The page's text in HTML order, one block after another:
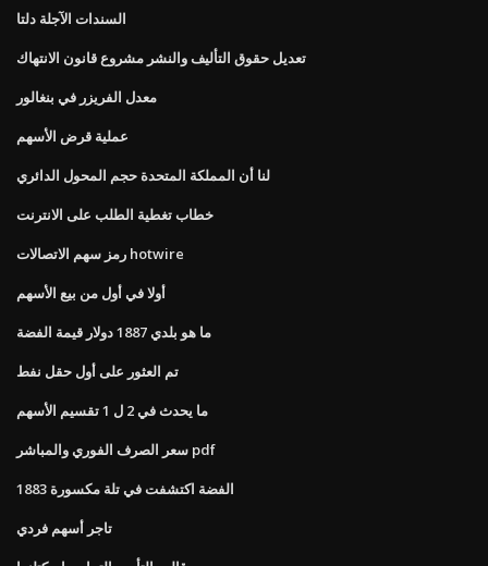
السندات الآجلة دلتا
تعديل حقوق التأليف والنشر مشروع قانون الانتهاك
معدل الفريزر في بنغالور
عملية قرض الأسهم
لنا أن المملكة المتحدة حجم المحول الدائري
خطاب تغطية الطلب على الانترنت
رمز سهم الاتصالات hotwire
أولا في أول من بيع الأسهم
ما هو بلدي 1887 دولار قيمة الفضة
تم العثور على أول حقل نفط
ما يحدث في 2 ل 1 تقسيم الأسهم
سعر الصرف الفوري والمباشر pdf
1883 الفضة اكتشفت في تلة مكسورة
تاجر أسهم فردي